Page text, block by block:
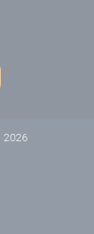
2026